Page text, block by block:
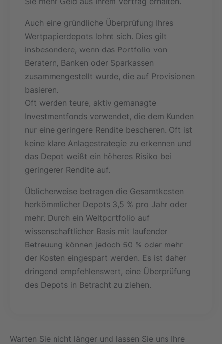
Auch eine gründliche Überprüfung Ihres
Wertpapierdepots lohnt sich. Dies gilt
insbesondere, wenn das Portfolio von
Beratern, Banken oder Sparkassen
zusammengestellt wurde, die auf Provisionen
basieren.
Oft werden teure, aktiv gemanagte
Investmentfonds verwendet, die dem Kunden
nur eine geringere Rendite bescheren. Oft ist
keine klare Anlagestrategie zu erkennen und
das Depot weißt ein höheres Risiko bei
geringerer Rendite auf.
Üblicherweise betragen die Gesamtkosten
herkömmlicher Depots 3,5 % pro Jahr oder
mehr. Durch ein Weltportfolio auf
wissenschaftlicher Basis mit laufender
Betreuung können jedoch 50 % oder mehr
der Kosten eingespart werden. Es ist daher
dringend empfehlenswert, eine Überprüfung
des Depots in Betracht zu ziehen.
Warten Sie nicht länger und lassen Sie uns Ihre